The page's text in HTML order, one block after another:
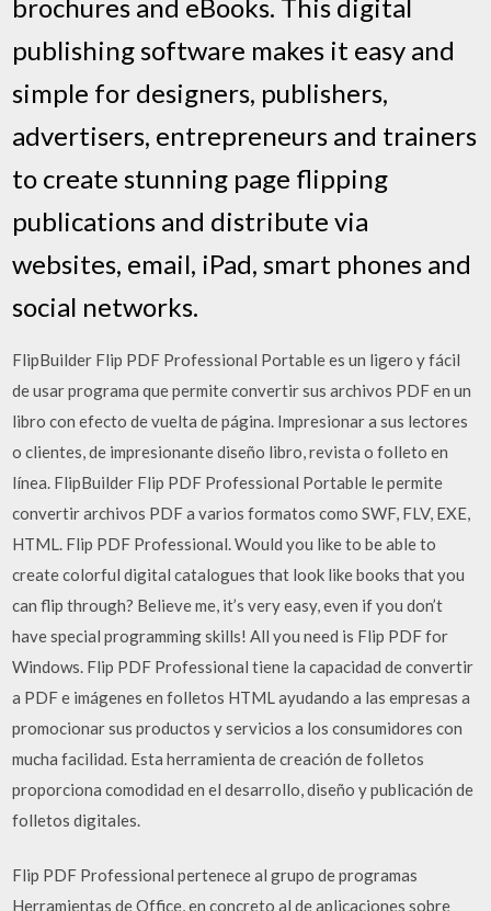
brochures and eBooks. This digital
publishing software makes it easy and
simple for designers, publishers,
advertisers, entrepreneurs and trainers
to create stunning page flipping
publications and distribute via
websites, email, iPad, smart phones and
social networks.
FlipBuilder Flip PDF Professional Portable es un ligero y fácil
de usar programa que permite convertir sus archivos PDF en un
libro con efecto de vuelta de página. Impresionar a sus lectores
o clientes, de impresionante diseño libro, revista o folleto en
línea. FlipBuilder Flip PDF Professional Portable le permite
convertir archivos PDF a varios formatos como SWF, FLV, EXE,
HTML. Flip PDF Professional. Would you like to be able to
create colorful digital catalogues that look like books that you
can flip through? Believe me, it’s very easy, even if you don’t
have special programming skills! All you need is Flip PDF for
Windows. Flip PDF Professional tiene la capacidad de convertir
a PDF e imágenes en folletos HTML ayudando a las empresas a
promocionar sus productos y servicios a los consumidores con
mucha facilidad. Esta herramienta de creación de folletos
proporciona comodidad en el desarrollo, diseño y publicación de
folletos digitales.
Flip PDF Professional pertenece al grupo de programas
Herramientas de Office, en concreto al de aplicaciones sobre